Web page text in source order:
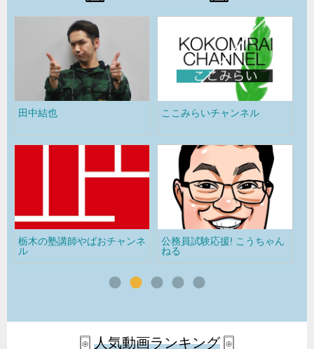
ここみらいチャンネル
公務員試験応援! こうちゃん
ねる
秀英iD予備校 通学コース/自
数学の部屋【高校・大学入試
数学の授業動画】
人気動画ランキング